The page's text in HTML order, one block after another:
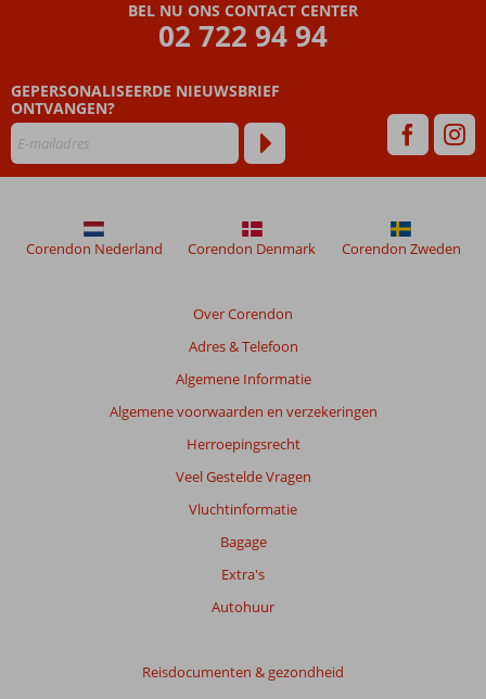
BEL NU ONS CONTACT CENTER
02 722 94 94
GEPERSONALISEERDE NIEUWSBRIEF
ONTVANGEN?
Over Corendon
Adres & Telefoon
Algemene Informatie
Algemene voorwaarden en verzekeringen
Herroepingsrecht
Veel Gestelde Vragen
Vluchtinformatie
Bagage
Extra's
Autohuur
Reisdocumenten & gezondheid
Corendon Nederland Corendon Denmark Corendon Zweden